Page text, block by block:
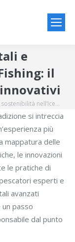
e
il
nell’Ice…
si intreccia
più
mappatura delle
le innovazioni
le pratiche di
esperti e
avanzati
passo
dal punto